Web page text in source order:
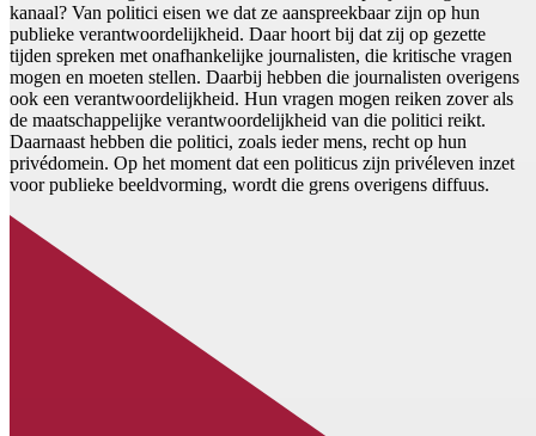
kanaal? Van politici eisen we dat ze aanspreekbaar zijn op hun
publieke verantwoordelijkheid. Daar hoort bij dat zij op gezette
tijden spreken met onafhankelijke journalisten, die kritische vragen
mogen en moeten stellen. Daarbij hebben die journalisten overigens
ook een verantwoordelijkheid. Hun vragen mogen reiken zover als
de maatschappelijke verantwoordelijkheid van die politici reikt.
Daarnaast hebben die politici, zoals ieder mens, recht op hun
privédomein. Op het moment dat een politicus zijn privéleven inzet
voor publieke beeldvorming, wordt die grens overigens diffuus.